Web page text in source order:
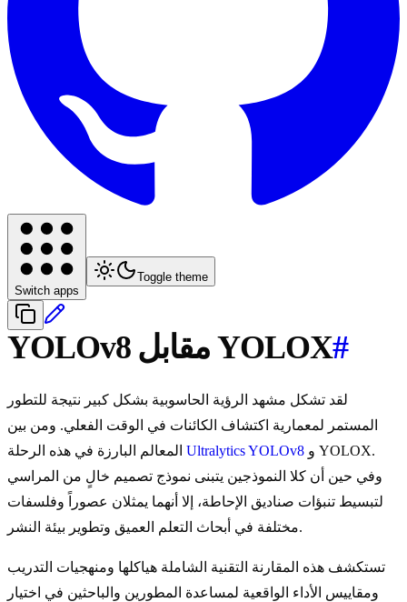
Switch apps
Toggle theme
YOLOv8 مقابل YOLOX#
لقد تشكل مشهد الرؤية الحاسوبية بشكل كبير نتيجة للتطور
المستمر لمعمارية اكتشاف الكائنات في الوقت الفعلي. ومن بين
Ultralytics YOLOv8
وفي حين أن كلا النموذجين يتبنى نموذج تصميم خالٍ من المراسي
لتبسيط تنبؤات صناديق الإحاطة، إلا أنهما يمثلان عصوراً وفلسفات
مختلفة في أبحاث التعلم العميق وتطوير بيئة النشر.
تستكشف هذه المقارنة التقنية الشاملة هياكلها ومنهجيات التدريب
ومقاييس الأداء الواقعية لمساعدة المطورين والباحثين في اختيار